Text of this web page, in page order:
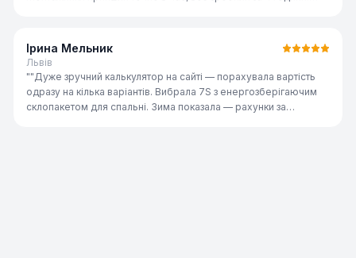
Ірина Мельник
Львів
""Дуже зручний калькулятор на сайті — порахувала вартість
одразу на кілька варіантів. Вибрала 7S з енергозберігаючим
склопакетом для спальні. Зима показала — рахунки за